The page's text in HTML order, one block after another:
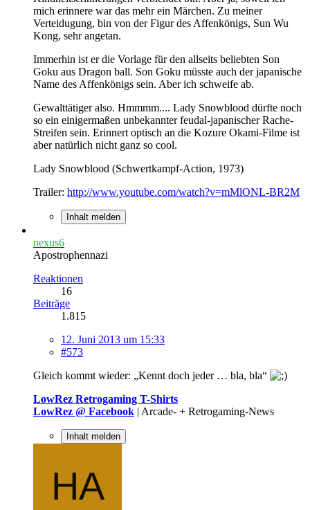
mich erinnere war das mehr ein Märchen. Zu meiner
Verteidugung, bin von der Figur des Affenkönigs, Sun Wu
Kong, sehr angetan.
Immerhin ist er die Vorlage für den allseits beliebten Son
Goku aus Dragon ball. Son Goku müsste auch der japanische
Name des Affenkönigs sein. Aber ich schweife ab.
Gewalttätiger also. Hmmmm.... Lady Snowblood dürfte noch
so ein einigermaßen unbekannter feudal-japanischer Rache-
Streifen sein. Erinnert optisch an die Kozure Okami-Filme ist
aber natürlich nicht ganz so cool.
Lady Snowblood (Schwertkampf-Action, 1973)
Trailer: http://www.youtube.com/watch?v=mMlONL-BR2M
Inhalt melden
nexus6
Apostrophennazi
Reaktionen
16
Beiträge
1.815
12. Juni 2013 um 15:33
#573
Gleich kommt wieder: „Kennt doch jeder … bla, bla“
LowRez Retrogaming T-Shirts
LowRez @ Facebook | Arcade- + Retrogaming-News
Inhalt melden